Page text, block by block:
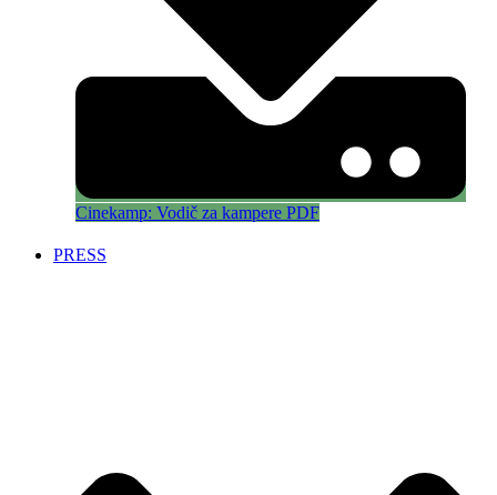
Cinekamp: Vodič za kampere PDF
PRESS